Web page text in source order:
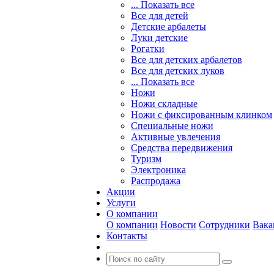
... Показать все
Все для детей
Детские арбалеты
Луки детские
Рогатки
Все для детских арбалетов
Все для детских луков
... Показать все
Ножи
Ножи складные
Ножи с фиксированным клинком
Специальные ножи
Активные увлечения
Средства передвижения
Туризм
Электроника
Распродажа
Акции
Услуги
О компании
О компании Новости Сотрудники
Контакты